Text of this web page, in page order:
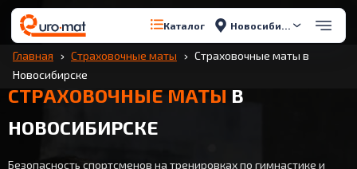
Каталог Новосибирск
Главная Страховочные маты
Страховочные маты в
Новосибирске
СТРАХОВОЧНЫЕ МАТЫ В
НОВОСИБИРСКЕ
Безопасность спортсменов на тренировках по гимнастике и